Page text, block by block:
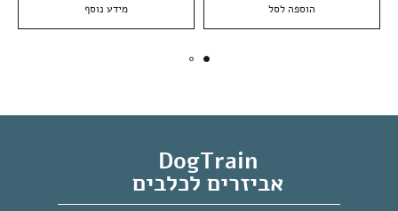
הוספה לסל מידע נוסף
DogTrain
אביזרים לכלבים